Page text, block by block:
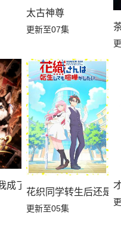
太古神尊
更新至07集
成了名侦探？
花织同学转生后还是
更新至05集